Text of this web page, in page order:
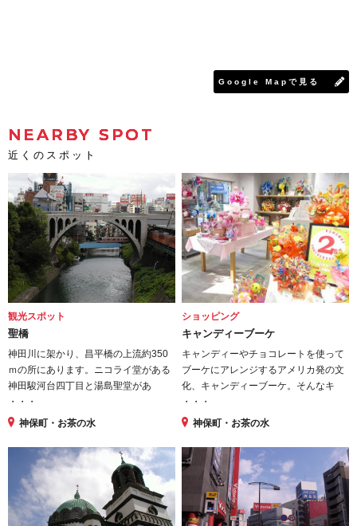
Google Mapで見る
NEARBY SPOT
近くのスポット
観光スポット
聖橋
神田川に架かり、昌平橋の上流約350
ｍの所にあります。ニコライ堂がある
神田駿河台四丁目と湯島聖堂があ
・・・
神保町・お茶の水
ショッピング
キャンディーブーケ
キャンディーやチョコレートを使って
ブーケにアレンジするアメリカ発の文
化、キャンディーブーケ。そんなキ
・・・
神保町・お茶の水